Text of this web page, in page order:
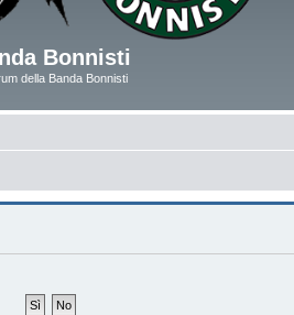
Bonnisti
della Banda Bonnisti